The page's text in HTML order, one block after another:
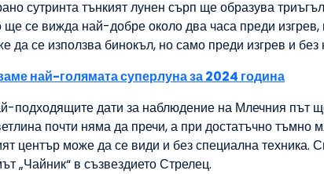
сутринта тънкият лунен сърп ще образува
се вижда най-добре около два часа преди
да се използва бинокъл, но само преди изгрев и
най-голямата суперлуна за 2024 година
подходящите дати за наблюдение на Млечния път
почти няма да пречи, а при достатъчно тъмно
център може да се види и без специална
„Чайник“ в съзвездието Стрелец.